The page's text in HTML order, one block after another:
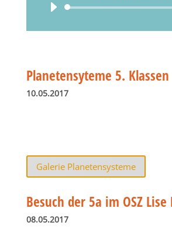
Audio-
Planetensyteme 5. Klassen
10.05.2017
Galerie Planetensysteme
Besuch der 5a im OSZ
08.05.2017